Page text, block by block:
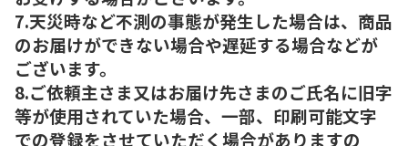
7.天災時など不測の事態が発生した場合は、商品
のお届けができない場合や遅延する場合などが
ございます。
8.ご依頼主さま又はお届け先さまのご氏名に旧字
等が使用されていた場合、一部、印刷可能文字
での登録をさせていただく場合がありますの